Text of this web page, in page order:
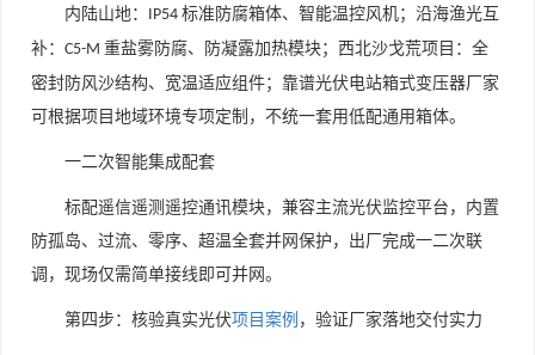
内陆山地： IP54 标准防腐箱体、智能温控风机；沿海渔光互
补： C5-M 重盐雾防腐、防凝露加热模块；西北沙戈荒项目：全
密封防风沙结构、宽温适应组件；靠谱光伏电站箱式变压器厂家
可根据项目地域环境专项定制，不统一套用低配通用箱体。
一二次智能集成配套
标配遥信遥测遥控通讯模块，兼容主流光伏监控平台，内置
防孤岛、过流、零序、超温全套并网保护，出厂完成一二次联
调，现场仅需简单接线即可并网。
第四步：核验真实光伏项目案例 ，验证厂家落地交付实力